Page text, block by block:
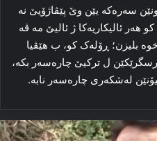
سه‌ره‌که‌ یێن وێ پێڤاژۆیێ نه‌
هه‌ر ئالیکاریه‌کا‌ ژ ئالیێ مه‌ ڤه‌
بلیزن؛ ڕۆله‌ک کو، ب هێڤیا
ل ترکیێ چاره‌سه‌ر بکه‌،
له‌شکه‌ری چاره‌سه‌ر نابه‌.